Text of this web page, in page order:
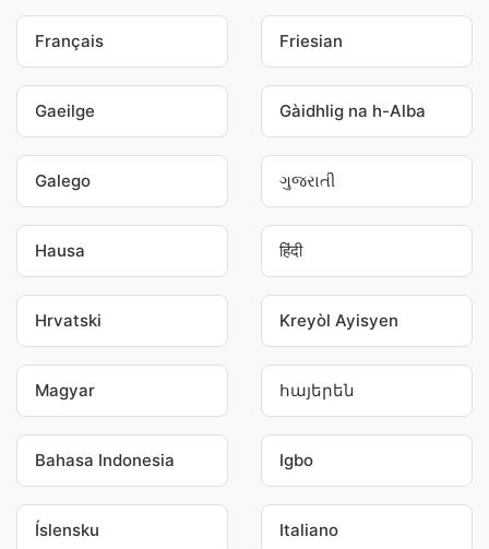
Français Friesian
Gaeilge Gàidhlig na h-Alba
Galego ગુજરાતી
Hausa हिंदी
Hrvatski Kreyòl Ayisyen
Magyar հայերեն
Bahasa Indonesia Igbo
Íslensku Italiano